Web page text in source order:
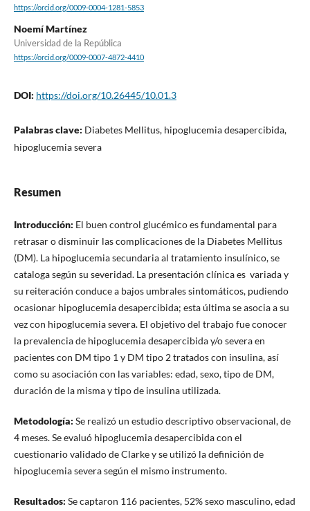
https://orcid.org/0009-0004-1281-5853
Noemí Martínez
Universidad de la República
https://orcid.org/0009-0007-4872-4410
DOI: https://doi.org/10.26445/10.01.3
Palabras clave: Diabetes Mellitus, hipoglucemia desapercibida,
hipoglucemia severa
Resumen
Introducción: El buen control glucémico es fundamental para
retrasar o disminuir las complicaciones de la Diabetes Mellitus
(DM). La hipoglucemia secundaria al tratamiento insulínico, se
cataloga según su severidad. La presentación clínica es variada y
su reiteración conduce a bajos umbrales sintomáticos, pudiendo
ocasionar hipoglucemia desapercibida; esta última se asocia a su
vez con hipoglucemia severa. El objetivo del trabajo fue conocer
la prevalencia de hipoglucemia desapercibida y/o severa en
pacientes con DM tipo 1 y DM tipo 2 tratados con insulina, así
como su asociación con las variables: edad, sexo, tipo de DM,
duración de la misma y tipo de insulina utilizada.
Metodología: Se realizó un estudio descriptivo observacional, de
4 meses. Se evaluó hipoglucemia desapercibida con el
cuestionario validado de Clarke y se utilizó la definición de
hipoglucemia severa según el mismo instrumento.
Resultados: Se captaron 116 pacientes, 52% sexo masculino, edad